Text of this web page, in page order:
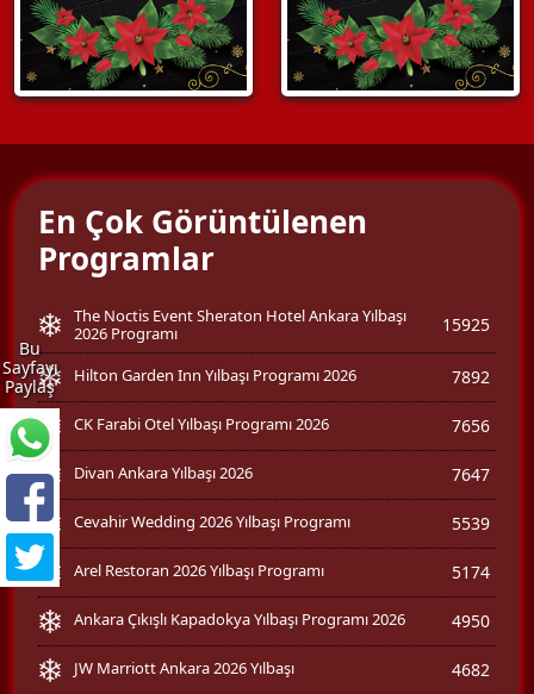
Bu
Sayfayı
Paylaş
En Çok Görüntülenen
Programlar
The Noctis Event Sheraton Hotel Ankara Yılbaşı
2026 Programı
15925
Hilton Garden Inn Yılbaşı Programı 2026 7892
CK Farabi Otel Yılbaşı Programı 2026 7656
Divan Ankara Yılbaşı 2026 7647
Cevahir Wedding 2026 Yılbaşı Programı 5539
Arel Restoran 2026 Yılbaşı Programı 5174
Ankara Çıkışlı Kapadokya Yılbaşı Programı 2026 4950
JW Marriott Ankara 2026 Yılbaşı 4682